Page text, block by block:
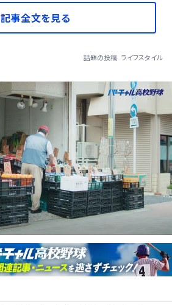
記事全文を見る
話題の投稿 ライフスタイル